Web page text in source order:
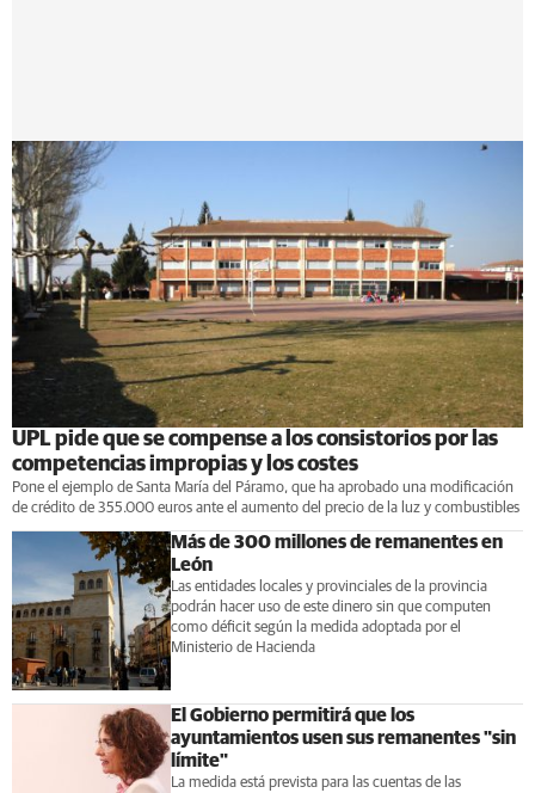
UPL pide que se compense a los consistorios por las
competencias impropias y los costes
Pone el ejemplo de Santa María del Páramo, que ha aprobado una modificación
de crédito de 355.000 euros ante el aumento del precio de la luz y combustibles
Más de 300 millones de remanentes en
León
Las entidades locales y provinciales de la provincia
podrán hacer uso de este dinero sin que computen
como déficit según la medida adoptada por el
Ministerio de Hacienda
El Gobierno permitirá que los
ayuntamientos usen sus remanentes "sin
límite"
La medida está prevista para las cuentas de las